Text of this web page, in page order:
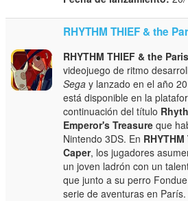
RHYTHM THIEF & the
RHYTHM THIEF & the
videojuego de ritmo
Sega y lanzado en el año
está disponible en la
continuación del título
Emperor's Treasure que
Nintendo 3DS. En
Caper, los jugadores
un joven ladrón con un
que junto a su perro
serie de aventuras en París.